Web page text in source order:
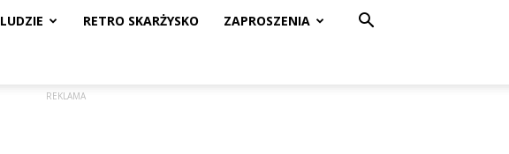
LUDZIE RETRO SKARŻYSKO ZAPROSZENIA
REKLAMA